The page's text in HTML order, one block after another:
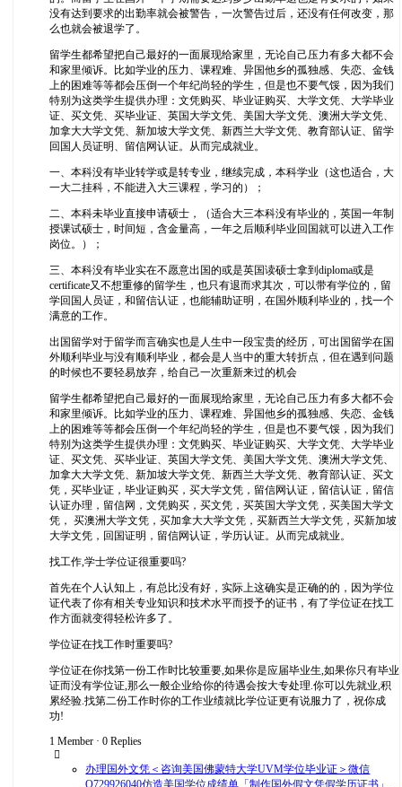
没有达到要求的出勤率就会被警告，一次警告过后，还没有任何改变，那
么也就会被退学了。
留学生都希望把自己最好的一面展现给家里，无论自己压力有多大都不会
和家里倾诉。比如学业的压力、课程难、异国他乡的孤独感、失恋、金钱
上的困难等等都会压倒一个年纪尚轻的学生，但是也不要气馁，因为我们
特别为这类学生提供办理：文凭购买、毕业证购买、大学文凭、大学毕业
证、买文凭、买毕业证、英国大学文凭、美国大学文凭、澳洲大学文凭、
加拿大大学文凭、新加坡大学文凭、新西兰大学文凭、教育部认证、留学
回国人员证明、留信网认证。从而完成就业。
一、本科没有毕业转学或是转专业，继续完成，本科学业（这也适合，大
一大二挂科，不能进入大三课程，学习的）；
二、本科未毕业直接申请硕士，（适合大三本科没有毕业的，英国一年制
授课试硕士，时间短，含金量高，一年之后顺利毕业回国就可以进入工作
岗位。）；
三、本科没有毕业实在不愿意出国的或是英国读硕士拿到diploma或是
certificate又不想重修的留学生，也只有退而求其次，可以带有学位的，留
学回国人员证，和留信认证，也能辅助证明，在国外顺利毕业的，找一个
满意的工作。
出国留学对于留学而言确实也是人生中一段宝贵的经历，可出国留学在国
外顺利毕业与没有顺利毕业，都会是人当中的重大转折点，但在遇到问题
的时候也不要轻易放弃，给自己一次重新来过的机会
留学生都希望把自己最好的一面展现给家里，无论自己压力有多大都不会
和家里倾诉。比如学业的压力、课程难、异国他乡的孤独感、失恋、金钱
上的困难等等都会压倒一个年纪尚轻的学生，但是也不要气馁，因为我们
特别为这类学生提供办理：文凭购买、毕业证购买、大学文凭、大学毕业
证、买文凭、买毕业证、英国大学文凭、美国大学文凭、澳洲大学文凭、
加拿大大学文凭、新加坡大学文凭、新西兰大学文凭、教育部认证、买文
凭，买毕业证，毕业证购买，买大学文凭，留信网认证，留信认证，留信
认证办理，留信网，文凭购买，买文凭，买英国大学文凭，买美国大学文
凭， 买澳洲大学文凭，买加拿大大学文凭，买新西兰大学文凭，买新加坡
大学文凭，回国证明，留信网认证，学历认证。从而完成就业。
找工作,学士学位证很重要吗?
首先在个人认知上，有总比没有好，实际上这确实是正确的的，因为学位
证代表了你有相关专业知识和技术水平而授予的证书，有了学位证在找工
作方面就变得轻松许多了。
学位证在找工作时重要吗?
学位证在你找第一份工作时比较重要,如果你是应届毕业生,如果你只有毕业
证而没有学位证,那么一般企业给你的待遇会按大专处理.你可以先就业,积
累经验.找第二份工作时你的工作业绩就比学位证更有说服力了，祝你成
功!
1 Member · 0 Replies
办理国外文凭＜咨询美国佛蒙特大学UVM学位毕业证＞微信
Q729926040仿造美国学位成绩单「制作国外假文凭假学历证书」